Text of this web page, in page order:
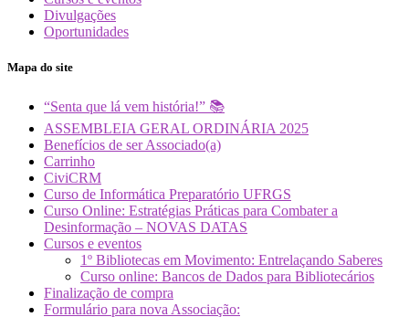
Divulgações
Oportunidades
Mapa do site
“Senta que lá vem história!” 📚
ASSEMBLEIA GERAL ORDINÁRIA 2025
Benefícios de ser Associado(a)
Carrinho
CiviCRM
Curso de Informática Preparatório UFRGS
Curso Online: Estratégias Práticas para Combater a
Desinformação – NOVAS DATAS
Cursos e eventos
1º Bibliotecas em Movimento: Entrelaçando Saberes
Curso online: Bancos de Dados para Bibliotecários
Finalização de compra
Formulário para nova Associação: